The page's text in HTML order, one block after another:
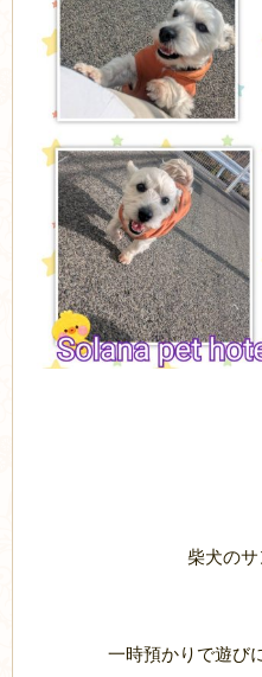
柴犬の
一時預かりで遊び